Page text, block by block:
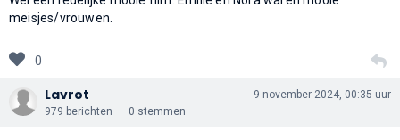
meisjes/vrouwen.
0
Lavrot
979 berichten 0 stemmen
9 november 2024, 00:35 uur